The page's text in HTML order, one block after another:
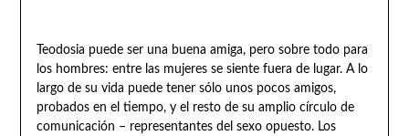
Teodosia puede ser una buena amiga, pero sobre todo para
los hombres: entre las mujeres se siente fuera de lugar. A lo
largo de su vida puede tener sólo unos pocos amigos,
probados en el tiempo, y el resto de su amplio círculo de
comunicación – representantes del sexo opuesto. Los